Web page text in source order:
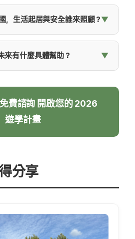
，生活起居與安全誰來照顧？
來有什麼具體幫助？
費諮詢 開啟您的 2026
遊學計畫
分享